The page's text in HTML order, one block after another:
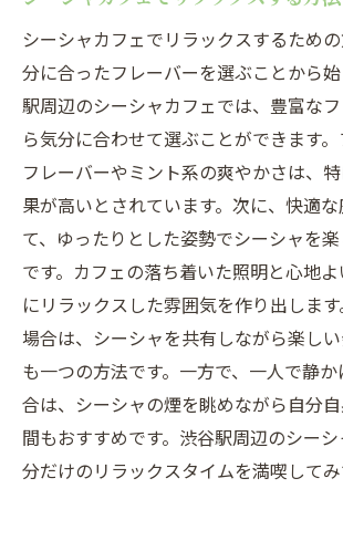
シーシャカフェでリラックスするため
分に合ったフレーバーを選ぶことから
駅周辺のシーシャカフェでは、豊富な
ら気分に合わせて選ぶことができます
フレーバーやミント系の爽やかさは、
果が高いとされています。次に、快適
て、ゆったりとした姿勢でシーシャを
です。カフェの落ち着いた照明と心地
にリラックスした雰囲気を作り出しま
場合は、シーシャを共有しながら楽し
も一つの方法です。一方で、一人で静
合は、シーシャの煙を眺めながら自分
間もおすすめです。渋谷駅周辺のシー
分だけのリラックスタイムを満喫してみ